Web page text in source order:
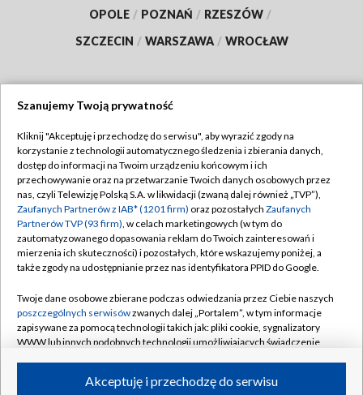
OPOLE / POZNAŃ / RZESZÓW /
SZCZECIN / WARSZAWA / WROCŁAW
TVP
Abonament TVP
Emisja w TVP
Centrum informacji TVP
Naziemna Telewizja Cyfrowa
Rada Programowa
System NOS
Informacje o nadawcy
Program dla prasy
Regulamin TVP
Polityka prywatności
Moje zgody
Pomoc
Kontakt
Kanały
Szanujemy Twoją prywatność
Kliknij "Akceptuję i przechodzę do serwisu", aby wyrazić zgody na
korzystanie z technologii automatycznego śledzenia i zbierania danych,
dostęp do informacji na Twoim urządzeniu końcowym i ich
przechowywanie oraz na przetwarzanie Twoich danych osobowych przez
nas, czyli Telewizję Polską S.A. w likwidacji (zwaną dalej również „TVP”),
Zaufanych Partnerów z IAB* (1201 firm) oraz pozostałych Zaufanych
Partnerów TVP (93 firm), w celach marketingowych (w tym do
zautomatyzowanego dopasowania reklam do Twoich zainteresowań i
mierzenia ich skuteczności) i pozostałych, które wskazujemy poniżej, a
także zgody na udostępnianie przez nas identyfikatora PPID do Google.
Twoje dane osobowe zbierane podczas odwiedzania przez Ciebie naszych
poszczególnych serwisówzwanych dalej „Portalem”, w tym informacje
zapisywane za pomocą technologii takich jak: pliki cookie, sygnalizatory
WWW lub innych podobnych technologii umożliwiających świadczenie
ruchu w Internecie.Akceptuję i przechodzę do serwisu